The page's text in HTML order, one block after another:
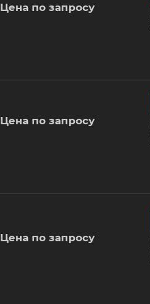
Цена по запросу
Цена по запросу
Цена по запросу